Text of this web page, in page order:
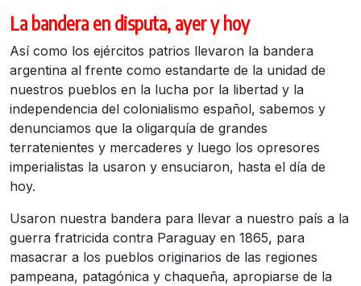
La bandera en disputa, ayer y hoy
Así como los ejércitos patrios llevaron la bandera
argentina al frente como estandarte de la unidad de
nuestros pueblos en la lucha por la libertad y la
independencia del colonialismo español, sabemos y
denunciamos que la oligarquía de grandes
terratenientes y mercaderes y luego los opresores
imperialistas la usaron y ensuciaron, hasta el día de
hoy.
Usaron nuestra bandera para llevar a nuestro país a la
guerra fratricida contra Paraguay en 1865, para
masacrar a los pueblos originarios de las regiones
pampeana, patagónica y chaqueña, apropiarse de la